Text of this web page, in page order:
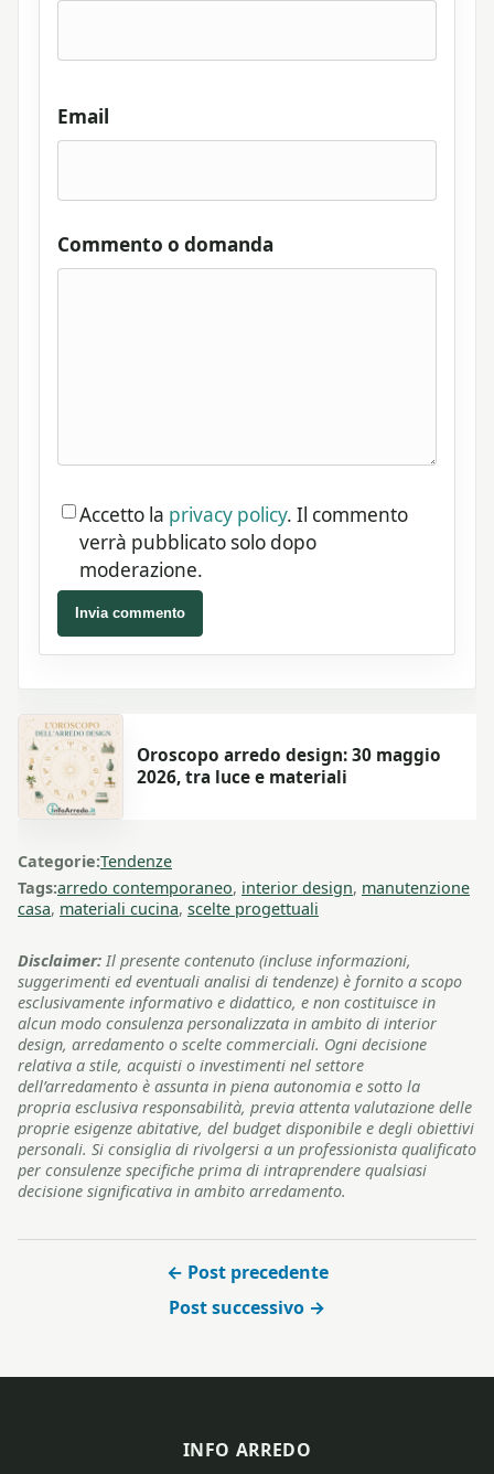
Email
Commento o domanda
Accetto la privacy policy. Il commento
verrà pubblicato solo dopo
moderazione.
Invia commento
Oroscopo arredo design: 30 maggio
2026, tra luce e materiali
Categorie:Tendenze
Tags:arredo contemporaneo, interior design, manutenzione
casa, materiali cucina, scelte progettuali
Disclaimer: Il presente contenuto (incluse informazioni,
suggerimenti ed eventuali analisi di tendenze) è fornito a scopo
esclusivamente informativo e didattico, e non costituisce in
alcun modo consulenza personalizzata in ambito di interior
design, arredamento o scelte commerciali. Ogni decisione
relativa a stile, acquisti o investimenti nel settore
dell’arredamento è assunta in piena autonomia e sotto la
propria esclusiva responsabilità, previa attenta valutazione delle
proprie esigenze abitative, del budget disponibile e degli obiettivi
personali. Si consiglia di rivolgersi a un professionista qualificato
per consulenze specifiche prima di intraprendere qualsiasi
decisione significativa in ambito arredamento.
← Post precedente
Post successivo →
INFO ARREDO